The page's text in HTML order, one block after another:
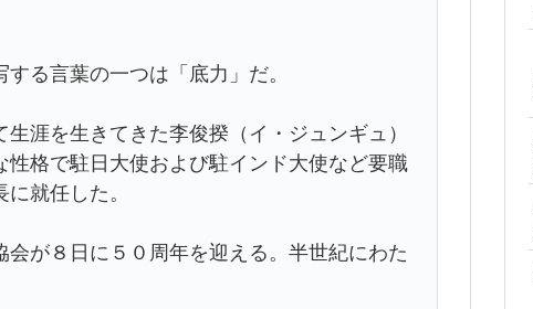
る言葉の一つは「底力」だ。
涯を生きてきた李俊揆（イ・ジュンギュ）
格で駐日大使および駐インド大使など要職
就任した。
が８日に５０周年を迎える。半世紀にわた